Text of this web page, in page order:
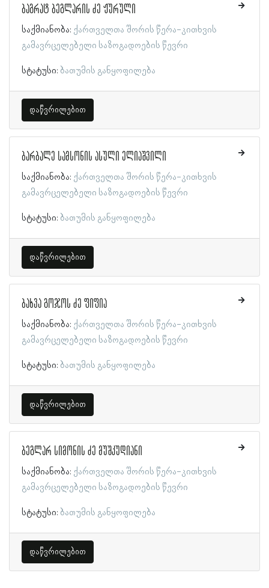
ბაგრატ ბეგლარის ძე ჟურული
საქმიანობა: ქართველთა შორის წერა-კითხვის
გამავრცელებელი საზოგადოების წევრი
სტატუსი: ბათუმის განყოფილება
დაწვრილებით
ბარბალე სამსონის ასული ელიაშვილი
საქმიანობა: ქართველთა შორის წერა-კითხვის
გამავრცელებელი საზოგადოების წევრი
სტატუსი: ბათუმის განყოფილება
დაწვრილებით
ბახვა გოჯოს ძე ფიფია
საქმიანობა: ქართველთა შორის წერა-კითხვის
გამავრცელებელი საზოგადოების წევრი
სტატუსი: ბათუმის განყოფილება
დაწვრილებით
ბეგლარ სიმონის ძე მუშკუდიანი
საქმიანობა: ქართველთა შორის წერა-კითხვის
გამავრცელებელი საზოგადოების წევრი
სტატუსი: ბათუმის განყოფილება
დაწვრილებით